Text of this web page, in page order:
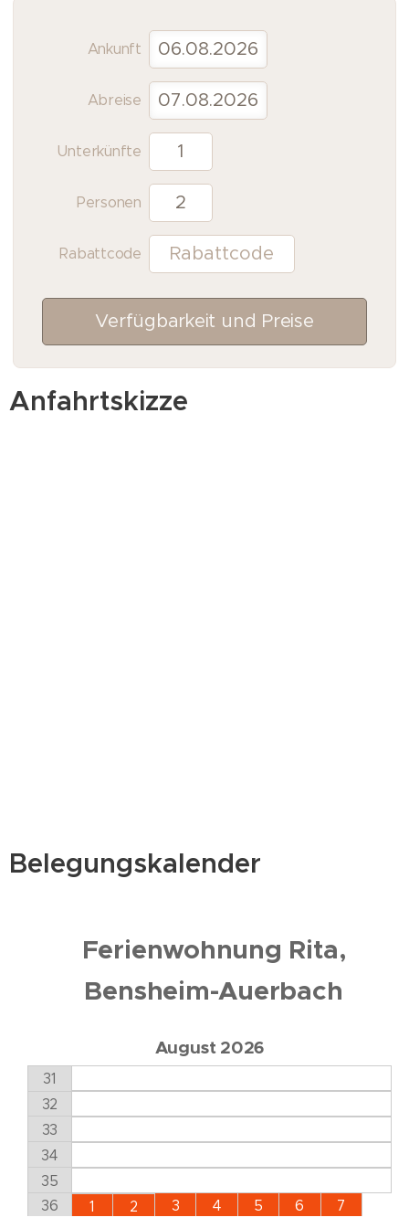
Ankunft
Abreise
Unterkünfte
Personen
Rabattcode
Verfügbarkeit und Preise
Anfahrtskizze
Belegungskalender
Ferienwohnung Rita,
Bensheim-Auerbach
August 2026
31
32
33
34
35
36
1 2 3 4 5 6
7